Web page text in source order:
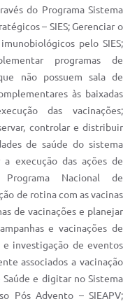
do Programa Sistema
– SIES; Gerenciar o
pelo SIES;
programas de
não possuem sala de
às baixadas
das vacinações;
controlar e distribuir
de saúde do sistema
execução das ações de
Nacional de
de rotina com as vacinas
de vacinações e planejar
e vacinações de
investigação de eventos
associados a vacinação
e digitar no Sistema
Pós Advento – SIEAPV;